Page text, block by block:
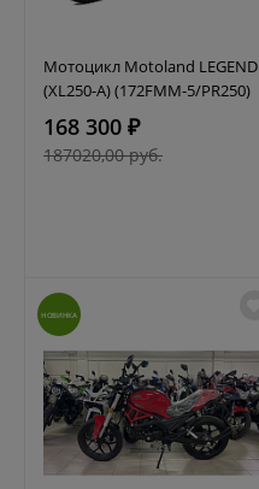
Мотоцикл Motoland LEGEND
(XL250-A) (172FMM-5/PR250)
168 300 ₽
187020,00 руб.
НОВИНКА